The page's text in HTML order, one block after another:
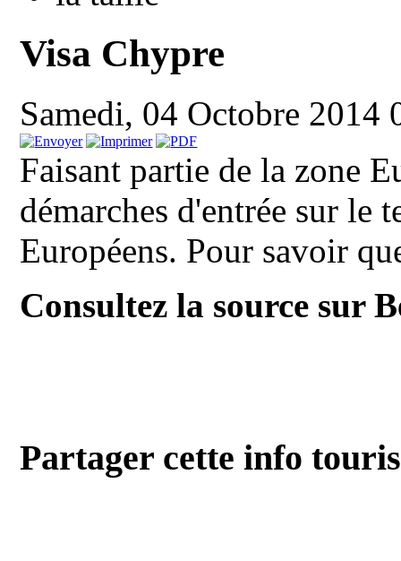
Visa Chypre
Samedi, 04 Octobre 2014
Faisant partie de la zone
démarches d'entrée sur
Européens. Pour savoir
Consultez la source sur
Partager cette info